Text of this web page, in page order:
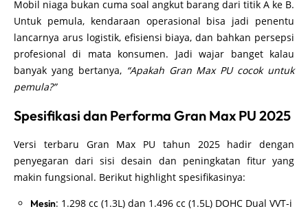
Mobil niaga bukan cuma soal angkut barang dari titik A ke B.
Untuk pemula, kendaraan operasional bisa jadi penentu
lancarnya arus logistik, efisiensi biaya, dan bahkan persepsi
profesional di mata konsumen. Jadi wajar banget kalau
banyak yang bertanya, “Apakah Gran Max PU cocok untuk
pemula?”
Spesifikasi dan Performa Gran Max PU 2025
Versi terbaru Gran Max PU tahun 2025 hadir dengan
penyegaran dari sisi desain dan peningkatan fitur yang
makin fungsional. Berikut highlight spesifikasinya:
Mesin: 1.298 cc (1.3L) dan 1.496 cc (1.5L) DOHC Dual VVT-i